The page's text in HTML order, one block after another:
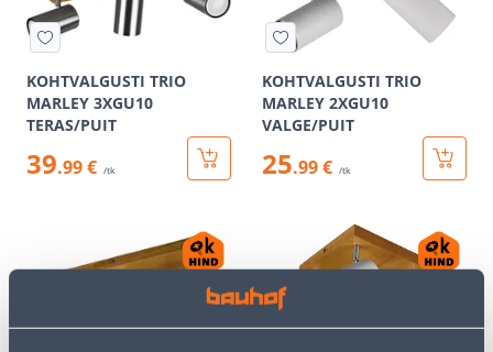
KOHTVALGUSTI TRIO
MARLEY 3XGU10
TERAS/PUIT
39.99 € /tk
KOHTVALGUSTI TRIO
MARLEY 2XGU10
VALGE/PUIT
25.99 € /tk